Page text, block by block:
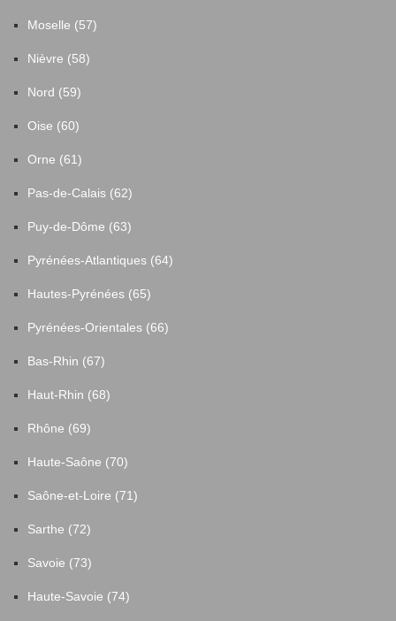
Moselle (57)
Nièvre (58)
Nord (59)
Oise (60)
Orne (61)
Pas-de-Calais (62)
Puy-de-Dôme (63)
Pyrénées-Atlantiques (64)
Hautes-Pyrénées (65)
Pyrénées-Orientales (66)
Bas-Rhin (67)
Haut-Rhin (68)
Rhône (69)
Haute-Saône (70)
Saône-et-Loire (71)
Sarthe (72)
Savoie (73)
Haute-Savoie (74)